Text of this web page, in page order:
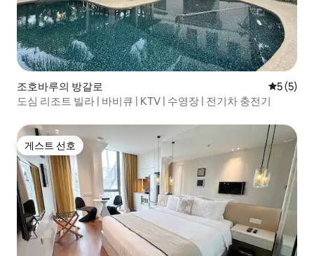
조호바루의 방갈로 평점 5점
5 (5)
도심 리조트 빌라 | 바비큐 | KTV | 수영장 | 전기차 충전기
게스트 선호
게스트 선호